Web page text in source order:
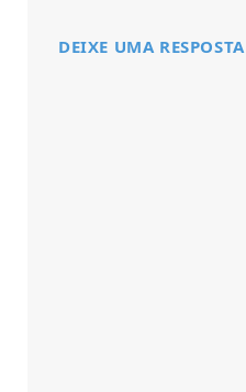
DEIXE UMA RESPOSTA